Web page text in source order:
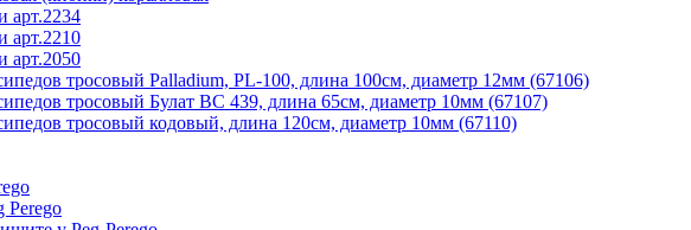
арт.2234
арт.2210
арт.2050
тросовый Palladium, PL-100, длина 100см, диаметр 12мм (67106)
тросовый Булат ВС 439, длина 65см, диаметр 10мм (67107)
тросовый кодовый, длина 120см, диаметр 10мм (67110)
Perego